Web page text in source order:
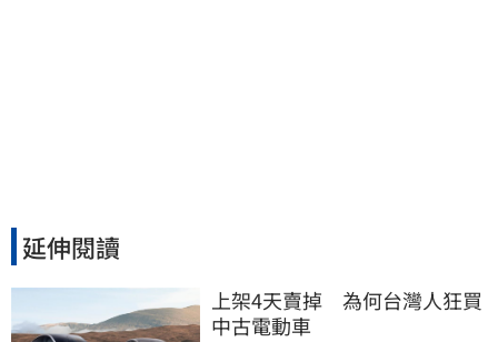
延伸閱讀
上架4天賣掉　為何台灣人狂買
中古電動車